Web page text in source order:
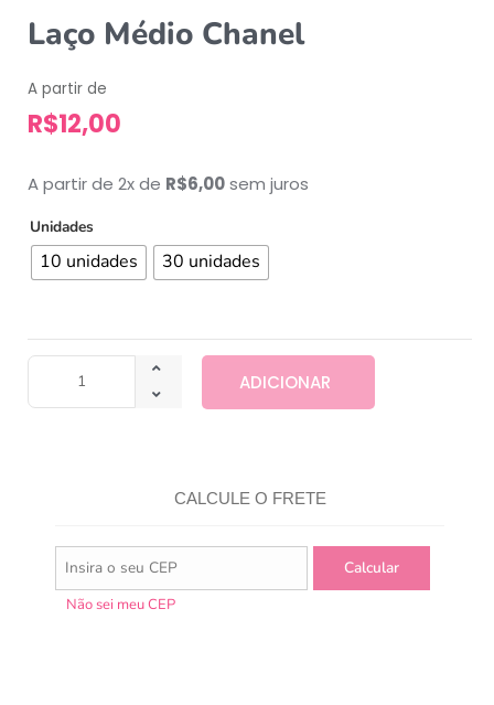
Laço Médio Chanel
A partir de
R$12,00
A partir de 2x de R$6,00sem juros
Unidades
10 unidades 30 unidades
ADICIONAR
CALCULE O FRETE
Não sei meu CEP